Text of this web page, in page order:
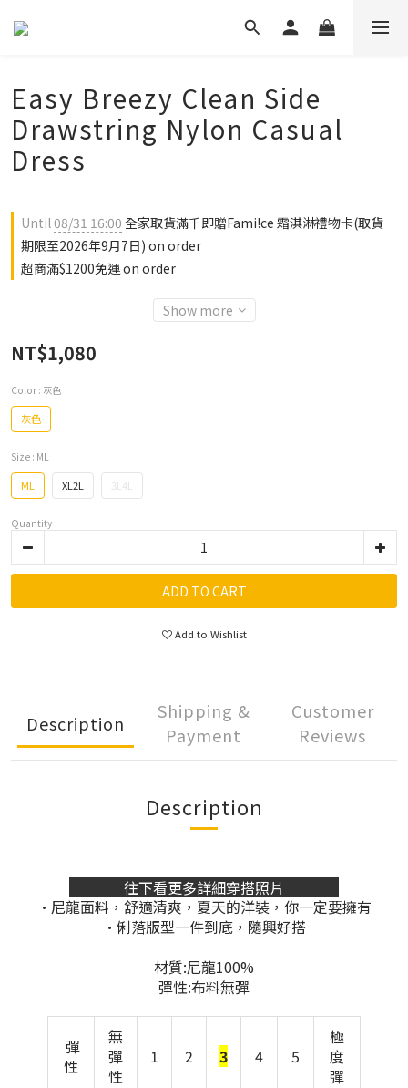
Easy Breezy Clean Side
Drawstring Nylon Casual
Dress
Until08/31 16:00 全家取貨滿千即贈Fami!ce 霜淇淋禮物卡(取貨
期限至2026年9月7日) on order
超商滿$1200免運 on order
Show more
NT$1,080
Color : 灰色
灰色
Size : ML
ML XL2L 3L4L
Quantity
ADD TO CART
Add to Wishlist
Description
Shipping &
Payment
Customer
Reviews
Description
往下看更多詳細穿搭照片
•尼龍面料，舒適清爽，夏天的洋裝，你一定要擁有
•俐落版型一件到底，隨興好搭
材質:尼龍100%
彈性:布料無彈
彈
性
無
彈
性
1 2 3 4 5
極
度
彈